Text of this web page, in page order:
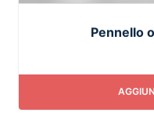
Pennello